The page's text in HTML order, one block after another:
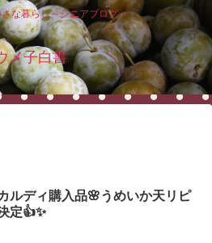
な暮らし～シニアブログ～
メ子白書
ルディ購入品🌸うめいか天リピ
定👍✨